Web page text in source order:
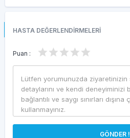
HASTA DEĞERLENDİRMELERİ
Puan :
GÖNDER !